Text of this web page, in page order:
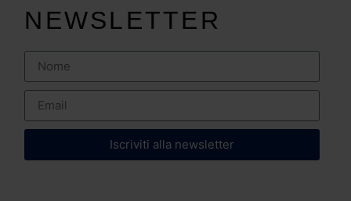
NEWSLETTER
Iscriviti alla newsletter